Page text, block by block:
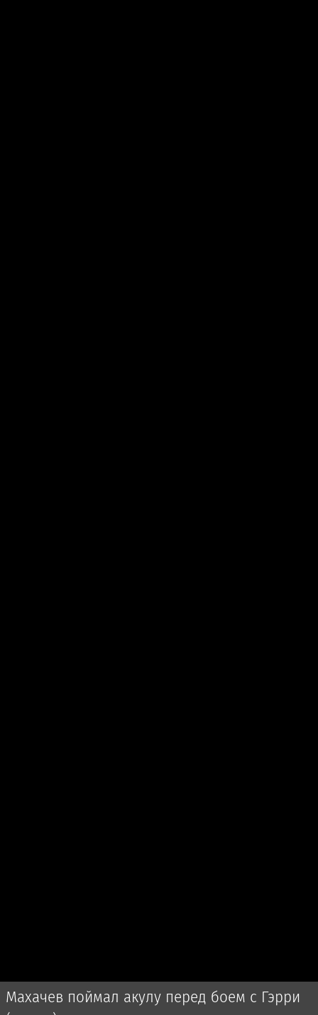
Махачев поймал акулу перед боем с Гэрри